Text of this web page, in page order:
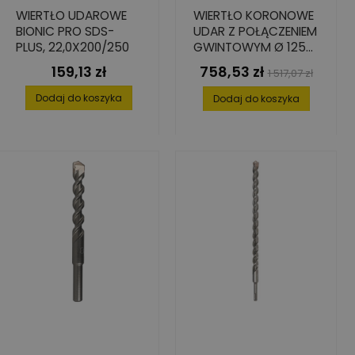
WIERTŁO UDAROWE
BIONIC PRO SDS-
PLUS, 22,0X200/250
Cena
159,13 zł
Dodaj do koszyka
WIERTŁO KORONOWE
UDAR Z POŁĄCZENIEM
GWINTOWYM Ø 125
MM
Cena
758,53 zł Cena
podstawowa
1 517,07 zł
Dodaj do koszyka